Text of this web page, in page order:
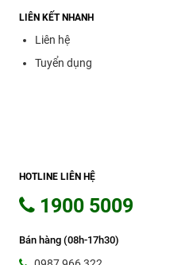
LIÊN KẾT NHANH
Liên hệ
Tuyển dụng
HOTLINE LIÊN HỆ
1900 5009
Bán hàng (08h-17h30)